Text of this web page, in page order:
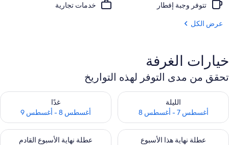
تتوفر وجبة إفطار
خدمات تجارية
عرض الكل
خيارات الغرفة
تحقق من مدى التوفر لهذه التواريخ
الليلة
أغسطس 7 - أغسطس 8
تحقق من مدى التوفر لليلة للفترة أغسطس 7 - أغسطس 8
غدًا
أغسطس 8 - أغسطس 9
تحقق من مدى التوفر لغد للفترة أغسطس
عطلة نهاية هذا الأسبوع
تحقق من مدى التوفر لعطلة نهاية هذا الأسبوع للفترة أغسطس 7 - أغسطس 9
عطلة نهاية الأسبوع القادم
تحقق من مدى التوفر لعطلة نهاية